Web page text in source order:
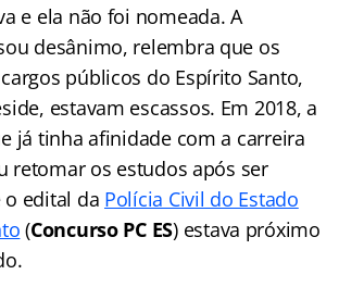
e ela não foi nomeada. A
desânimo, relembra que os
públicos do Espírito Santo,
estavam escassos. Em 2018, a
já tinha afinidade com a carreira
retomar os estudos após ser
edital da Polícia Civil do Estado
(Concurso PC ES) estava próximo